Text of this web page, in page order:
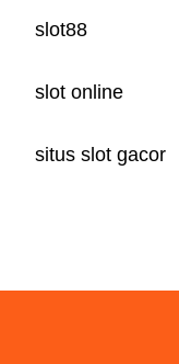
slot88
slot online
situs slot gacor